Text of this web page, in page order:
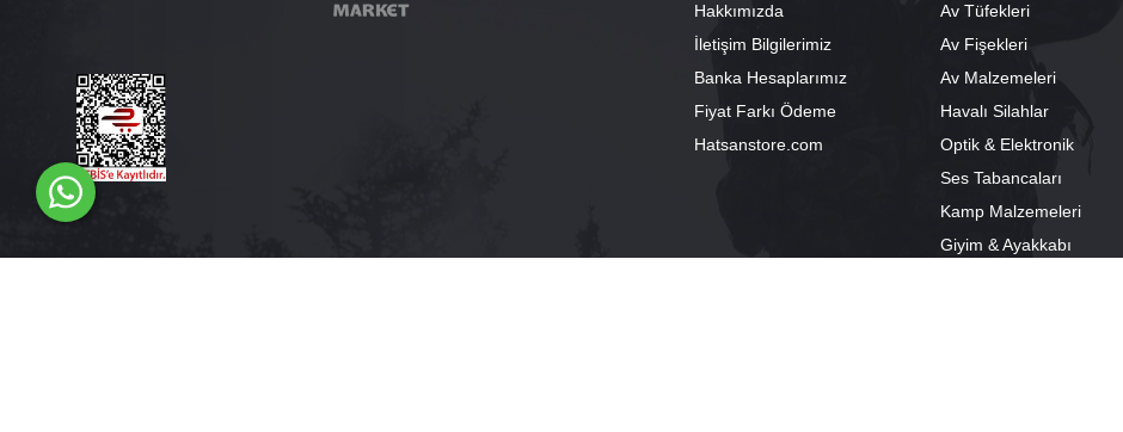
Hakkımızda
İletişim Bilgilerimiz
Banka Hesaplarımız
Fiyat Farkı Ödeme
Hatsanstore.com
Av Tüfekleri
Av Fişekleri
Av Malzemeleri
Havalı Silahlar
Optik & Elektronik
Ses Tabancaları
Kamp Malzemeleri
Giyim & Ayakkabı